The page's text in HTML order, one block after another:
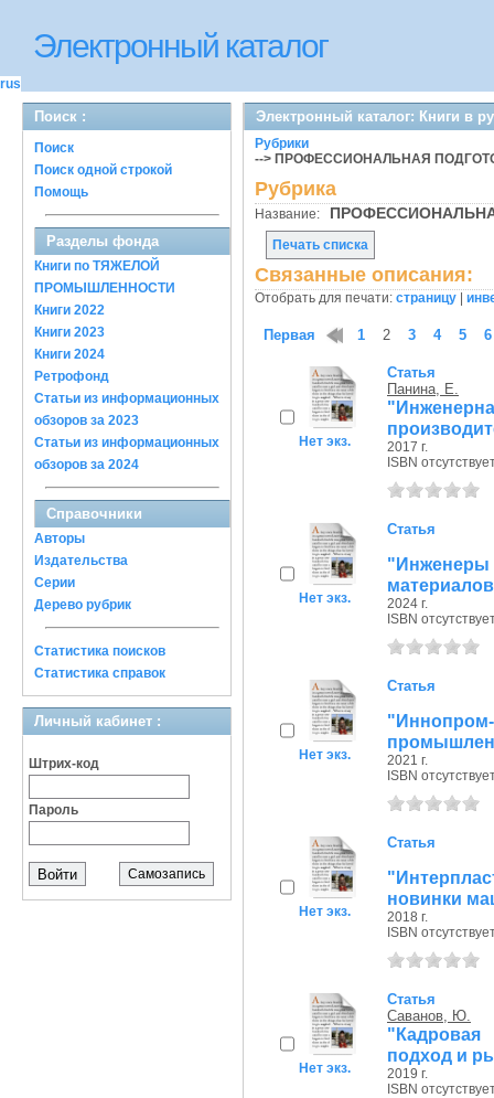
Электронный каталог
rus
Поиск :
Поиск
Поиск одной строкой
Помощь
Разделы фонда
Книги по ТЯЖЕЛОЙ
ПРОМЫШЛЕННОСТИ
Книги 2022
Книги 2023
Книги 2024
Ретрофонд
Статьи из информационных
обзоров за 2023
Статьи из информационных
обзоров за 2024
Справочники
Авторы
Издательства
Серии
Дерево рубрик
Статистика поисков
Статистика справок
Личный кабинет :
Штрих-код
Пароль
Самозапись
Электронный каталог: Книги в
Рубрики
--> ПРОФЕССИОНАЛЬНАЯ
Рубрика
Название:
Печать списка
Связанные описания:
Отобрать для печати: страницу
Первая 1 2 3 4 5 6
Нет экз.
Статья
Панина, Е.
2017 г.
ISBN
Нет экз.
Статья
материалов
2024 г.
ISBN
Нет экз.
Статья
2021 г.
ISBN
Нет экз.
Статья
новинки
2018 г.
ISBN
Нет экз.
Статья
Саванов, Ю.
"Кадровая
подход и
2019 г.
ISBN